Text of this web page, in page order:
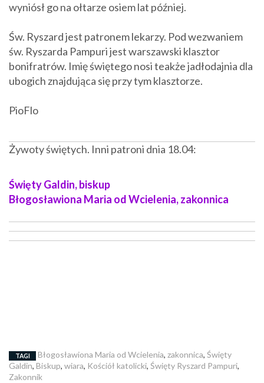
wyniósł go na ołtarze osiem lat później.
Św. Ryszard jest patronem lekarzy. Pod wezwaniem
św. Ryszarda Pampuri jest warszawski klasztor
bonifratrów. Imię świętego nosi teakże jadłodajnia dla
ubogich znajdująca się przy tym klasztorze.
PioFlo
Żywoty świętych. Inni patroni dnia 18.04:
Święty Galdin, biskup
Błogosławiona Maria od Wcielenia, zakonnica
TAGI Błogosławiona Maria od Wcielenia, zakonnica, Święty
Galdin, Biskup, wiara, Kościół katolicki, Święty Ryszard Pampuri,
Zakonnik